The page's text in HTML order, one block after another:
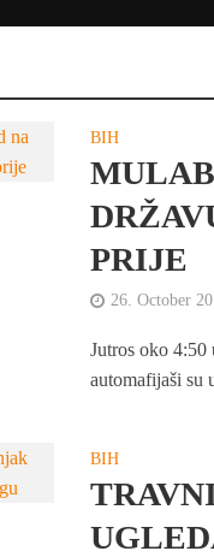
BIH
PRIJE
26. October
Jutros oko
automafijaši su
BIH